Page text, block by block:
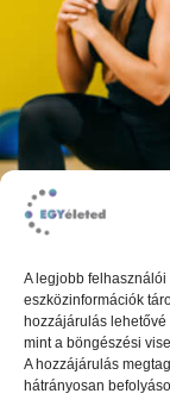
A legjobb
eszközinformációk
hozzájárulás lehetővé
mint a böngészési
A hozzájárulás
hátrányosan